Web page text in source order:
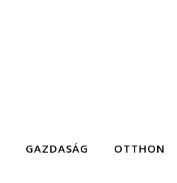
GAZDASÁG OTTHON